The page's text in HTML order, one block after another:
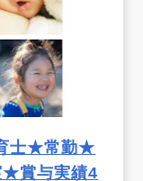
士★常勤★
★賞与実績4